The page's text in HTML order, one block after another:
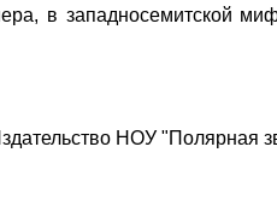
в западносемитской
НОУ "Полярная